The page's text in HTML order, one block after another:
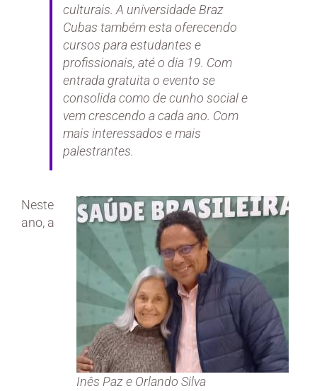
culturais. A universidade Braz
Cubas também esta oferecendo
cursos para estudantes e
profissionais, até o dia 19. Com
entrada gratuita o evento se
consolida como de cunho social e
vem crescendo a cada ano. Com
mais interessados e mais
palestrantes.
Inês Paz e Orlando Silva
Neste
ano, a